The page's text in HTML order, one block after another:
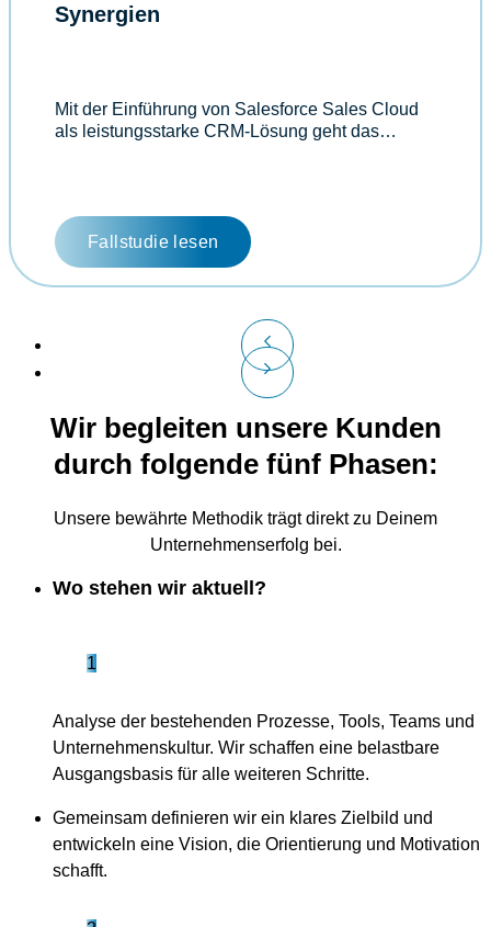
Synergien
Mit der Einführung von Salesforce Sales Cloud
als leistungsstarke CRM-Lösung geht das…
Fallstudie lesen
Previous
Next
Wir begleiten unsere Kunden
durch folgende fünf Phasen:
Unsere bewährte Methodik trägt direkt zu Deinem
Unternehmenserfolg bei.
Wo stehen wir aktuell?
1
Analyse der bestehenden Prozesse, Tools, Teams und
Unternehmenskultur. Wir schaffen eine belastbare
Ausgangsbasis für alle weiteren Schritte.
Gemeinsam definieren wir ein klares Zielbild und
entwickeln eine Vision, die Orientierung und Motivation
schafft.